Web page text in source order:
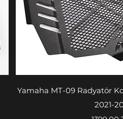
Vista
Yamaha MT-09 Radyatör
2021-